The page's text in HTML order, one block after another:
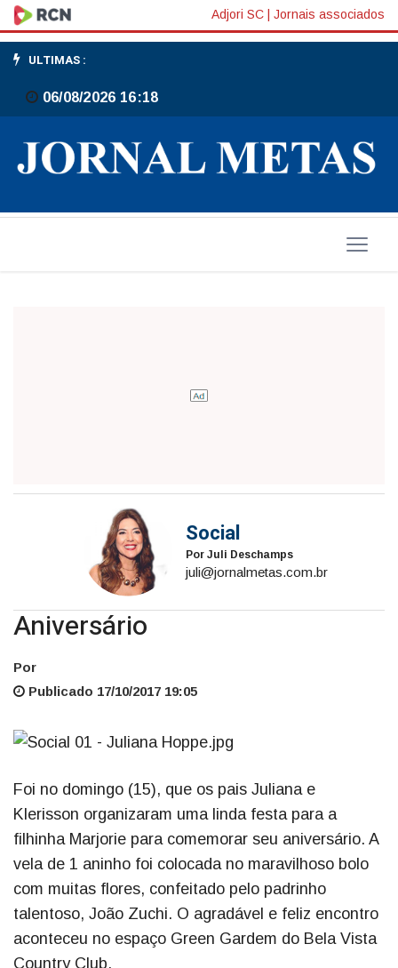
Aniversário Adjori SC Jornais associados
ULTIMAS :
06/08/2026 16:18
Social
Por Juli Deschamps
juli@jornalmetas.com.br
Aniversário
Por
Publicado 17/10/2017 19:05
Foi no domingo (15), que os pais Juliana e
Klerisson organizaram uma linda festa para a
filhinha Marjorie para comemorar seu aniversário. A
vela de 1 aninho foi colocada no maravilhoso bolo
com muitas flores, confeitado pelo padrinho
talentoso, João Zuchi. O agradável e feliz encontro
aconteceu no espaço Green Gardem do Bela Vista
Country Club.